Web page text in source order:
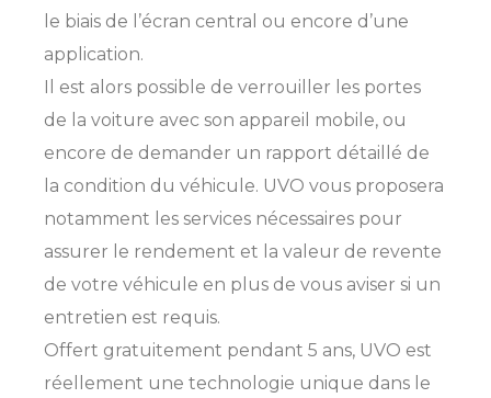
le biais de l’écran central ou encore d’une
application.
Il est alors possible de verrouiller les portes
de la voiture avec son appareil mobile, ou
encore de demander un rapport détaillé de
la condition du véhicule. UVO vous proposera
notamment les services nécessaires pour
assurer le rendement et la valeur de revente
de votre véhicule en plus de vous aviser si un
entretien est requis.
Offert gratuitement pendant 5 ans, UVO est
réellement une technologie unique dans le